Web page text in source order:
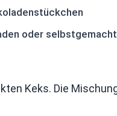
oder
Keks. Die